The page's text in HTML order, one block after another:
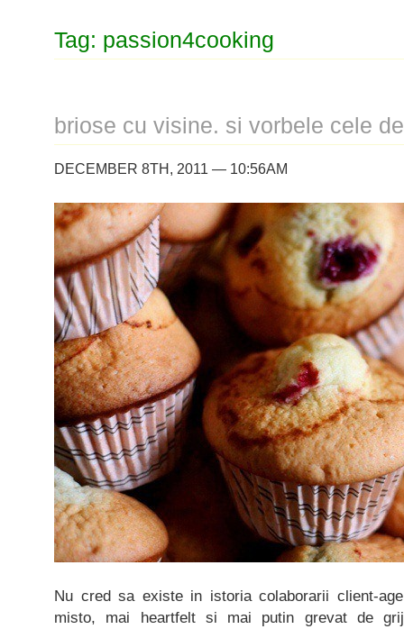
Tag: passion4cooking
briose cu visine. si vorbele cele
DECEMBER 8TH, 2011 — 10:56AM
Nu cred sa existe in istoria colaborarii client-
misto, mai heartfelt si mai putin grevat de